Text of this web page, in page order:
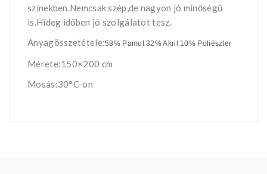
színekben.Nemcsak szép,de nagyon jó minőségű
is.Hideg időben jó szolgálatot tesz.
Anyagösszetétele:58% Pamut 32% Akril 10% Poliészter
Mérete:150×200 cm
Mosás:30°C-on